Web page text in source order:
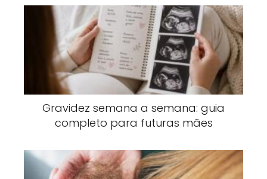
Gravidez semana a semana: guia
completo para futuras mães